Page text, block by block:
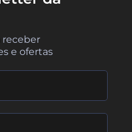
receber
e ofertas